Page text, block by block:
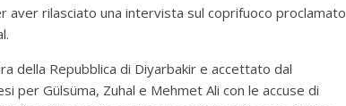
aver rilasciato una intervista sul coprifuoco proclamato
della Repubblica di Diyarbakir e accettato dal
per Gülsüma, Zuhal e Mehmet Ali con le accuse di